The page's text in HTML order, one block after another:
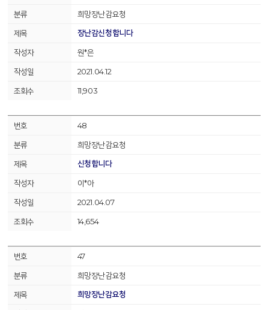
희망장난감요청
장난감신청합니다
원*은
2021.04.12
11,903
48
희망장난감요청
신청합니다
이*아
2021.04.07
14,654
47
희망장난감요청
희망장난감요청